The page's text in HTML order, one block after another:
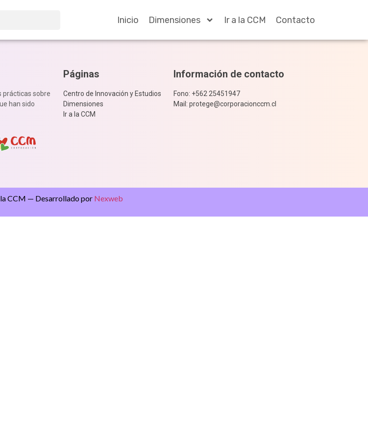
Inicio Dimensiones Ir a la CCM Contacto
prácticas sobre
han sido
Páginas
Centro de Innovación y Estudios
Dimensiones
Ir a la CCM
Información de contacto
Fono: +562 25451947
Mail: protege@corporacionccm.cl
CCM — Desarrollado por Nexweb